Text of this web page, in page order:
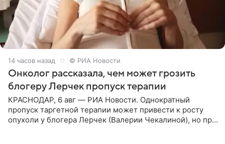
14 часов назад © РИА Новости
Онколог рассказала, чем может грозить
блогеру Лерчек пропуск терапии
КРАСНОДАР, 6 авг — РИА Новости. Однократный
пропуск таргетной терапии может привести к росту
опухоли у блогера Лерчек (Валерии Чекалиной), но при